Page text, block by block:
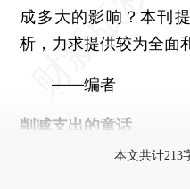
成多大的影响？本刊
析，力求提供较为全面
——编者
削减支出的童话
本文共计213